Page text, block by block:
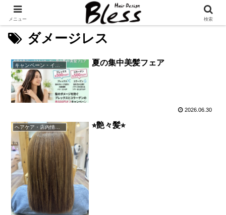
ダメージレス
夏の集中美髪フェア
2026.06.30
ヘアケア・店内情報（キャンペーン以外）など ⭐︎艶々髪⭐︎
メニュー 検索